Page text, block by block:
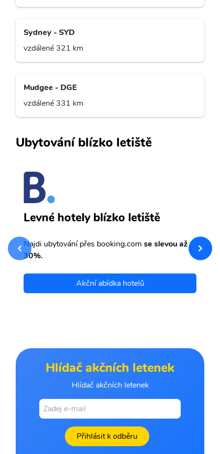
Sydney - SYD
vzdálené 321 km
Mudgee - DGE
vzdálené 331 km
Ubytování blízko letiště
Levné hotely blízko letiště
Najdi ubytování přes booking.com se slevou až
30%.
Akční abídka hotelů
Hlídač akčních letenek
Hlídač akčních letenek
Přihlásit k odběru